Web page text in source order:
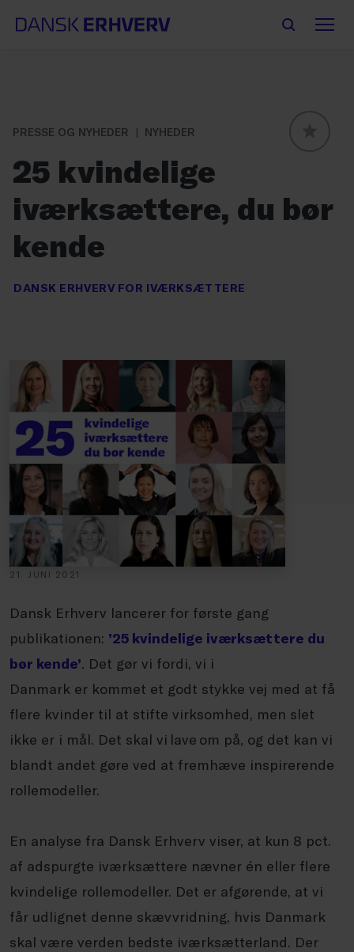
PRESSE OG NYHEDER
NYHEDER
25 kvindelige
iværksættere, du bør
kende
DANSK ERHVERV FOR IVÆRKSÆTTERE
21. JUNI 2021
Dansk Erhverv lancerer for første gang
publikationen: ’25 kvindelige iværksættere du
bør kende’. Det gør vi fordi, vi i
Danmark er kommet et godt stykke vej med at få
flere kvinder til at stifte virksomhed, men slet
ikke er i mål. Det skal vi lave om på, og det kan vi
blandt andet gøre ved at fremhæve inspirerende
rollemodeller.
En analyse fra Dansk Erhverv viser, at kun 8 pct.
af adspurgte iværksættere nævner én eller flere
kvindelige rollemodeller. Det er afgørende, at vi
får udlignet denne skævvridning, hvis Danmark
skal være verden bedste iværksætterland. Der